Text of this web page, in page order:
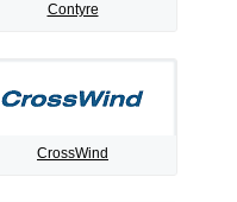
Contyre
CrossWind